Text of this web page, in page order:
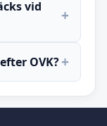
vid
+
OVK?+